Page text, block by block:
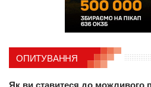
ОПИТУВАННЯ
Як ви ставитеся до можливого